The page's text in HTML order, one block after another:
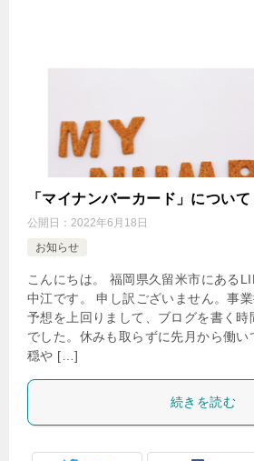
「マイナンバーカード」について
公開日： 2022年6月18日
お知らせ
こんにちは。 福岡県久留米市にある
中江です。 申し訳ございません。事
予想を上回りまして、ブログを書く時
でした。休みも取らずに先月から働い
穏や […]
続きを読む